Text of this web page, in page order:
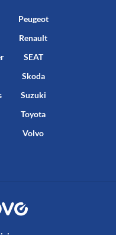
Peugeot
Renault
SEAT
Skoda
Suzuki
Toyota
Volvo